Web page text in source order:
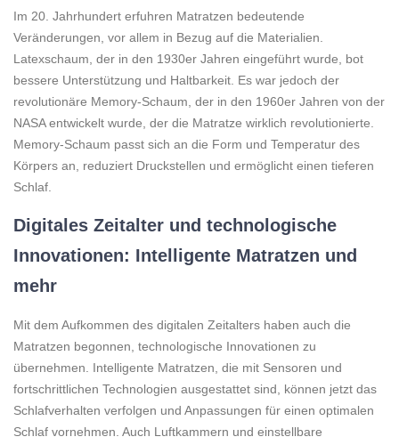
Im 20. Jahrhundert erfuhren Matratzen bedeutende
Veränderungen, vor allem in Bezug auf die Materialien.
Latexschaum, der in den 1930er Jahren eingeführt wurde, bot
bessere Unterstützung und Haltbarkeit. Es war jedoch der
revolutionäre Memory-Schaum, der in den 1960er Jahren von der
NASA entwickelt wurde, der die Matratze wirklich revolutionierte.
Memory-Schaum passt sich an die Form und Temperatur des
Körpers an, reduziert Druckstellen und ermöglicht einen tieferen
Schlaf.
Digitales Zeitalter und technologische
Innovationen: Intelligente Matratzen und
mehr
Mit dem Aufkommen des digitalen Zeitalters haben auch die
Matratzen begonnen, technologische Innovationen zu
übernehmen. Intelligente Matratzen, die mit Sensoren und
fortschrittlichen Technologien ausgestattet sind, können jetzt das
Schlafverhalten verfolgen und Anpassungen für einen optimalen
Schlaf vornehmen. Auch Luftkammern und einstellbare